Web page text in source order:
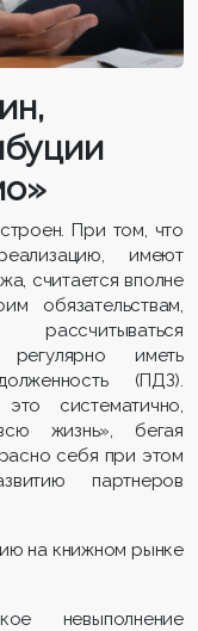
При том, что
имеют
считается вполне
обязательствам,
иметь
(ПДЗ).
систематично,
жизнь», бегая
себя при этом
партнеров
на книжном рынке
невыполнение